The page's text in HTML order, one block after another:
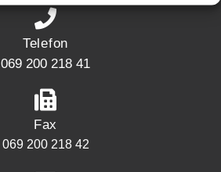
Telefon
069 200 218 41
Fax
069 200 218 42